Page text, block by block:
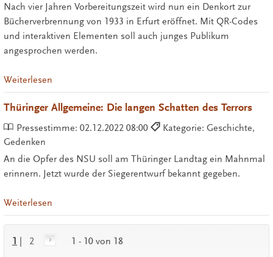
Nach vier Jahren Vorbereitungszeit wird nun ein Denkort zur
Bücherverbrennung von 1933 in Erfurt eröffnet. Mit QR-Codes
und interaktiven Elementen soll auch junges Publikum
angesprochen werden.
Weiterlesen
Thüringer Allgemeine: Die langen Schatten des Terrors
Pressestimme: 02.12.2022 08:00
Kategorie: Geschichte,
Gedenken
An die Opfer des NSU soll am Thüringer Landtag ein Mahnmal
erinnern. Jetzt wurde der Siegerentwurf bekannt gegeben.
Weiterlesen
1 2 1 - 10 von 18